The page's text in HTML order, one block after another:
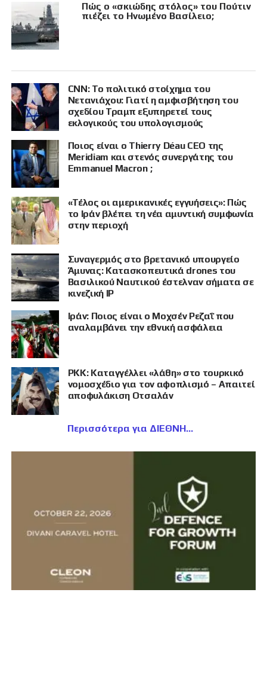
Πώς ο «σκιώδης στόλος» του Πούτιν
πιέζει το Ηνωμένο Βασίλειο;
CNN: Το πολιτικό στοίχημα του
Νετανιάχου: Γιατί η αμφισβήτηση του
σχεδίου Τραμπ εξυπηρετεί τους
εκλογικούς του υπολογισμούς
Ποιος είναι ο Thierry Déau CEO της
Meridiam και στενός συνεργάτης του
Emmanuel Macron ;
«Τέλος οι αμερικανικές εγγυήσεις»: Πώς
το Ιράν βλέπει τη νέα αμυντική συμφωνία
στην περιοχή
Συναγερμός στο βρετανικό υπουργείο
Άμυνας: Κατασκοπευτικά drones του
Βασιλικού Ναυτικού έστελναν σήματα σε
κινεζική IP
Ιράν: Ποιος είναι ο Μοχσέν Ρεζαΐ που
αναλαμβάνει την εθνική ασφάλεια
PKK: Καταγγέλλει «λάθη» στο τουρκικό
νομοσχέδιο για τον αφοπλισμό – Απαιτεί
αποφυλάκιση Οτσαλάν
Περισσότερα για ΔΙΕΘΝΗ